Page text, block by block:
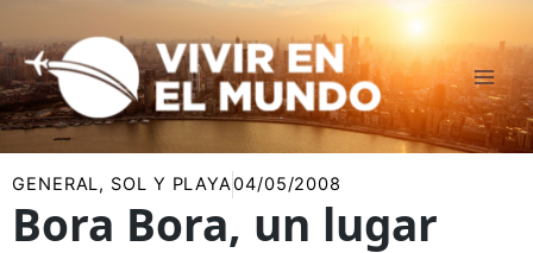
al
contenido
GENERAL, SOL Y PLAYA04/05/2008
Bora Bora, un lugar